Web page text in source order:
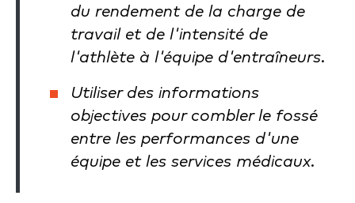
du rendement de la charge de
travail et de l'intensité de
l'athlète à l'équipe d'entraîneurs.
Utiliser des informations
objectives pour combler le fossé
entre les performances d'une
équipe et les services médicaux.